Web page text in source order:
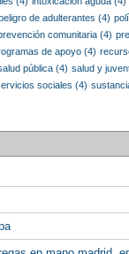
de adulterantes (4)
comunitaria (4)
de apoyo (4)
pública (4) salud y
sociales (4)